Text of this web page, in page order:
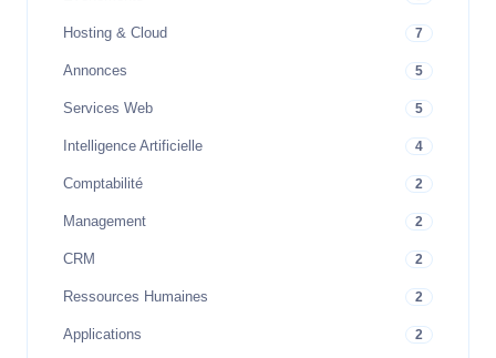
Hosting & Cloud 7
Annonces 5
Services Web 5
Intelligence Artificielle 4
Comptabilité 2
Management 2
CRM 2
Ressources Humaines 2
Applications 2